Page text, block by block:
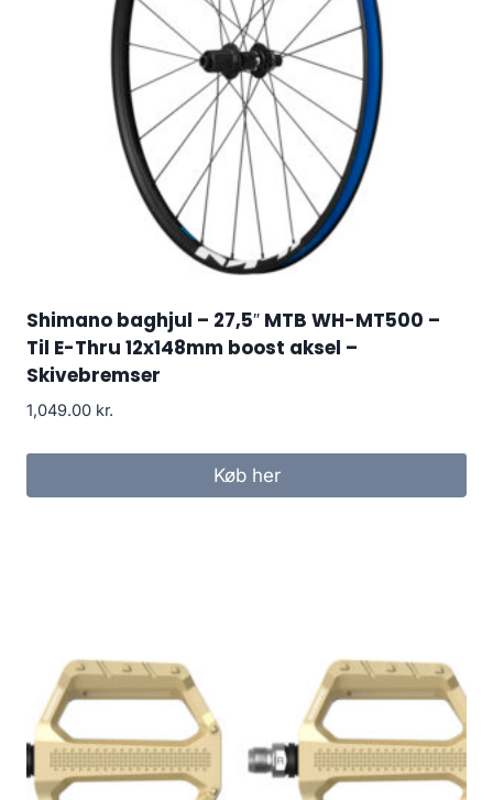
Shimano baghjul – 27,5″ MTB WH-MT500 –
Til E-Thru 12x148mm boost aksel –
Skivebremser
1,049.00 kr.
Køb her